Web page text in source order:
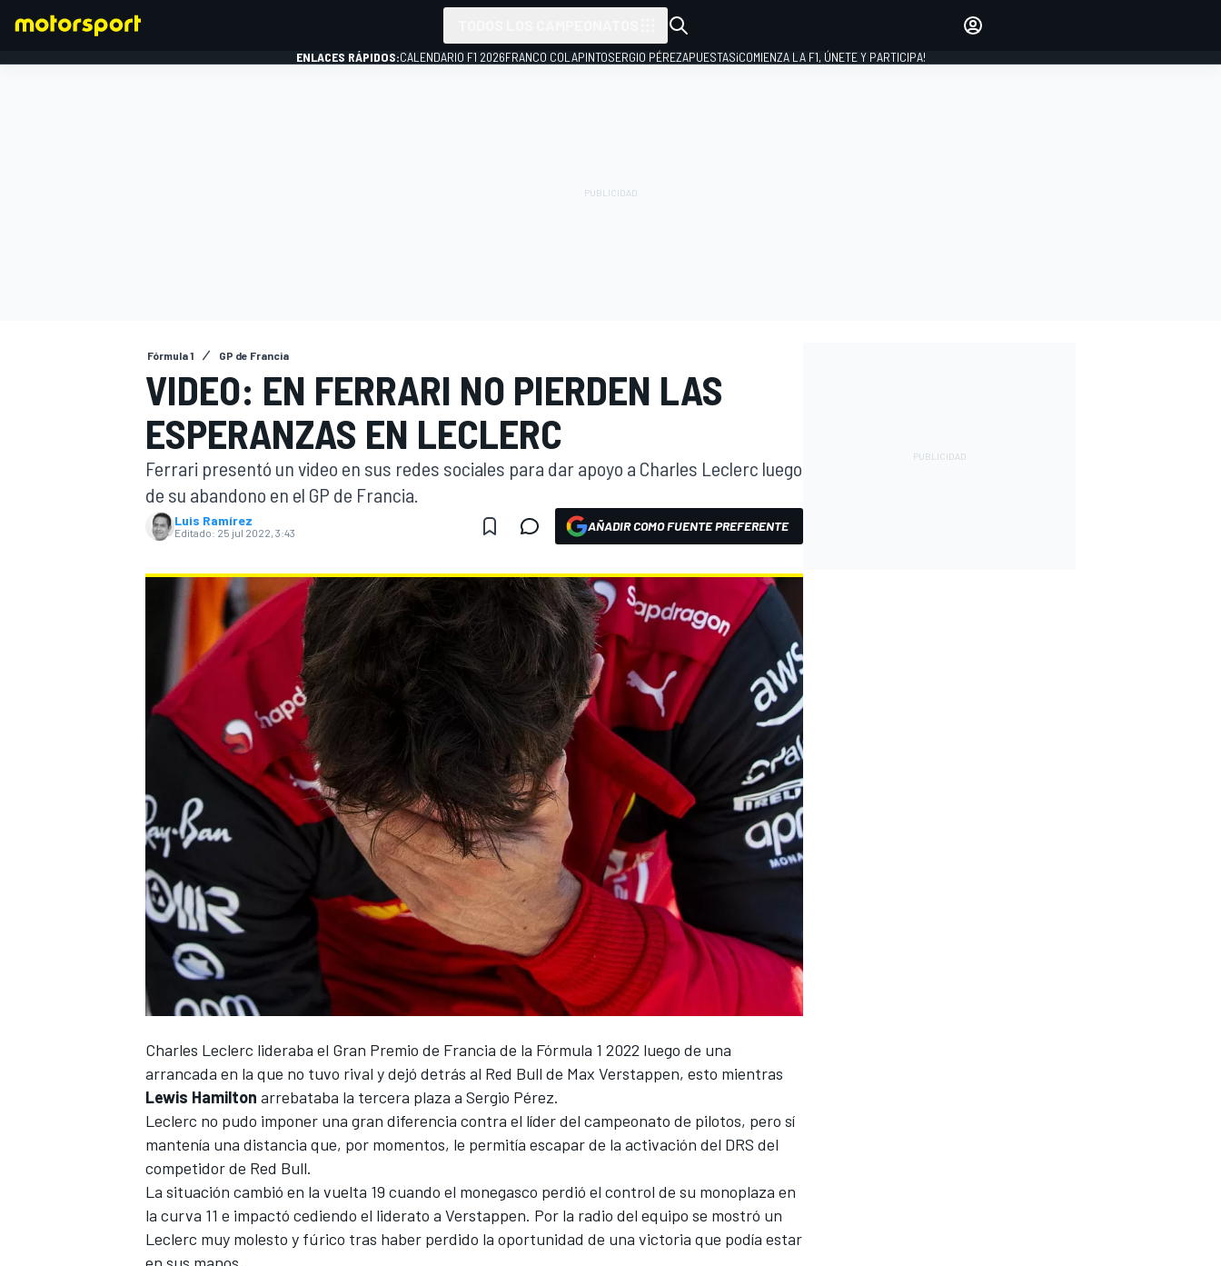
INDYCAR
MOTOGP
NASCAR CUP
FÓRMULA E
INICIAR SESIÓN
ENLACES RÁPIDOS:CALENDARIO F1 2026FRANCO COLAPINTOSERGIO PÉREZAPUESTAS¡COMIENZA LA F1, ÚNETE Y PARTICIPA!
Fórmula 1 GP de Francia
VIDEO: EN FERRARI NO PIERDEN LAS
ESPERANZAS EN LECLERC
Ferrari presentó un video en sus redes sociales para dar apoyo a Charles Leclerc luego
de su abandono en el GP de Francia.
Luis Ramírez
Editado: 25 jul 2022, 3:43 AÑADIR COMO FUENTE PREFERENTE
Charles Leclerc lideraba el Gran Premio de Francia de la Fórmula 1 2022 luego de una
arrancada en la que no tuvo rival y dejó detrás al Red Bull de Max Verstappen, esto mientras
Lewis Hamilton arrebataba la tercera plaza a Sergio Pérez.
Leclerc no pudo imponer una gran diferencia contra el líder del campeonato de pilotos, pero sí
mantenía una distancia que, por momentos, le permitía escapar de la activación del DRS del
competidor de Red Bull.
La situación cambió en la vuelta 19 cuando el monegasco perdió el control de su monoplaza en
la curva 11 e impactó cediendo el liderato a Verstappen. Por la radio del equipo se mostró un
Leclerc muy molesto y fúrico tras haber perdido la oportunidad de una victoria que podía estar